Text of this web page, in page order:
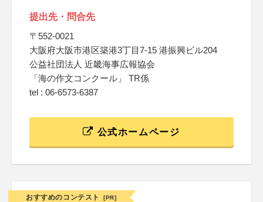
提出先・問合先
〒552-0021
大阪府大阪市港区築港3丁目7-15 港振興ビル204
公益社団法人 近畿海事広報協会
「海の作文コンクール」 TR係
tel : 06-6573-6387
公式ホームページ
おすすめのコンテスト [PR]